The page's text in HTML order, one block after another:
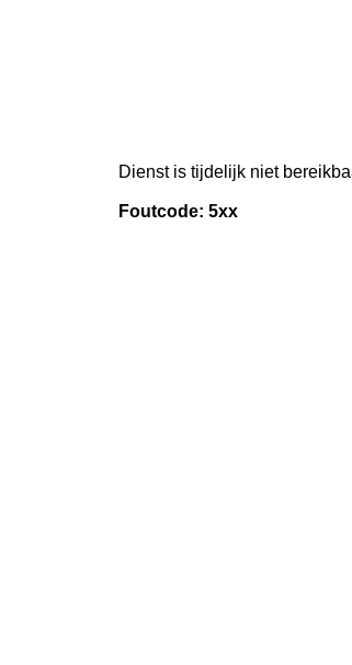
Dienst is tijdelijk niet
Foutcode: 5xx